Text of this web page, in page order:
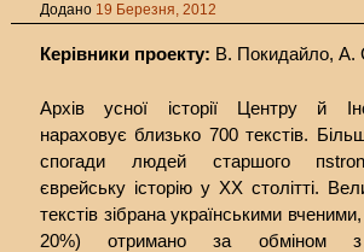
Додано 19 Березня, 2012
Керівники проекту: В. Покидайло, А.
Архів усної історії Центру й
нараховує близько 700 текстів.
спогади людей старшого
єврейську історію у ХХ столітті.
текстів зібрана українськими
20%) отримано за обміном з